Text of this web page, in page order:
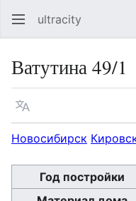
ultracity
Ватутина 49/1
Язык
Новосибирск
Год постройки